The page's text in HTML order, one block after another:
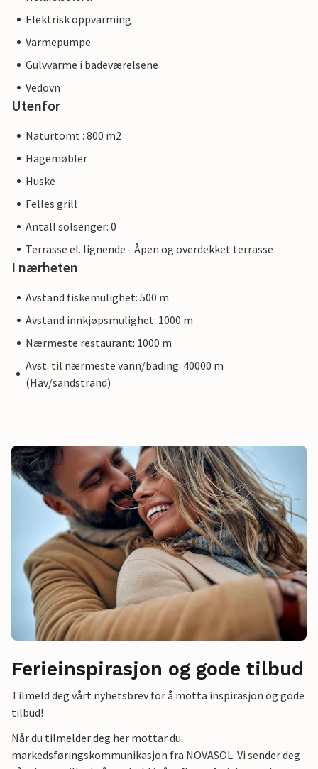
Elektrisk oppvarming
Varmepumpe
Gulvvarme i badeværelsene
Vedovn
Utenfor
Naturtomt : 800 m2
Hagemøbler
Huske
Felles grill
Antall solsenger: 0
Terrasse el. lignende - Åpen og overdekket terrasse
I nærheten
Avstand fiskemulighet: 500 m
Avstand innkjøpsmulighet: 1000 m
Nærmeste restaurant: 1000 m
Avst. til nærmeste vann/bading: 40000 m
(Hav/sandstrand)
Ferieinspirasjon og gode tilbud
Tilmeld deg vårt nyhetsbrev for å motta inspirasjon og gode
tilbud!
Når du tilmelder deg her mottar du
markedsføringskommunikasjon fra NOVASOL. Vi sender deg